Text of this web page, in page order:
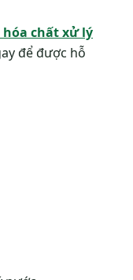
hóa chất xử lý
để được hỗ